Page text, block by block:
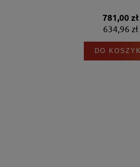
781,00 zł
634,96 zł
DO